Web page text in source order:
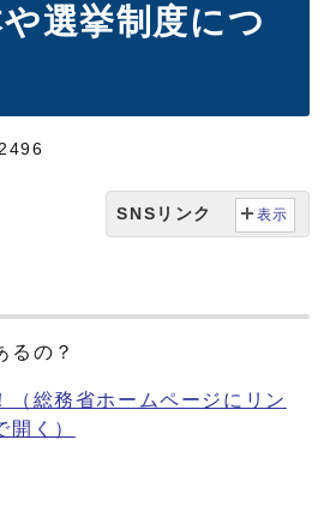
選挙制度につ
SNSリンク 表示
るの？
（総務省ホームページにリン
開く）